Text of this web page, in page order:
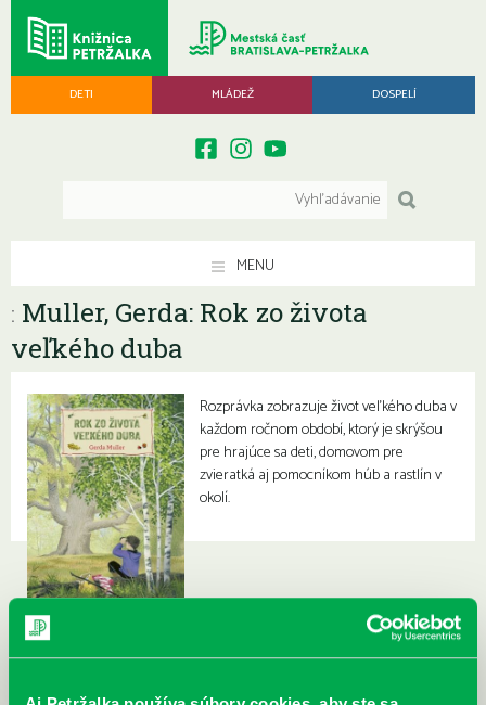
DETI MLÁDEŽ DOSPELÍ
MENU
: Muller, Gerda: Rok zo života
veľkého duba
Rozprávka zobrazuje život veľkého duba v
každom ročnom období, ktorý je skrýšou
pre hrajúce sa deti, domovom pre
zvieratká aj pomocníkom húb a rastlín v
okolí.